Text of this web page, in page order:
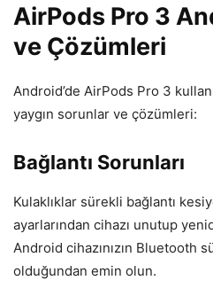
AirPods Pro 3
ve Çözümleri
Android’de AirPods Pro 3
yaygın sorunlar ve çözümleri:
Bağlantı Sorunları
Kulaklıklar sürekli bağlantı
ayarlarından cihazı unutup
Android cihazınızın Bluetooth
olduğundan emin olun.